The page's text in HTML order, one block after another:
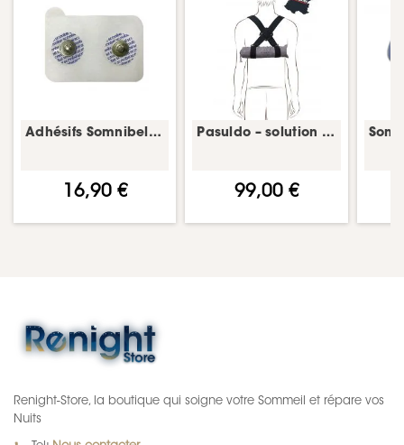
Adhésifs Somnibel – thérapie positionnelle
16,90 €
Pasuldo – solution anti-ronflement
99,00 €
Renight-Store, la boutique qui soigne votre Sommeil et répare vos
Nuits